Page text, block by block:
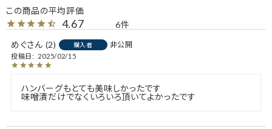
4.67
6
めぐ
2 購入者 非公開
投稿日 2025/02/15
ハンバーグもとても美味しかったです
味噌漬だけでなくいろいろ頂いてよかったです